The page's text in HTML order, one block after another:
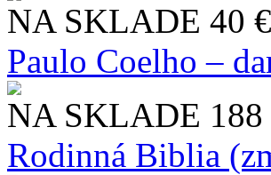
NA SKLADE 40 €
Paulo Coelho –
NA SKLADE 188
Rodinná Biblia